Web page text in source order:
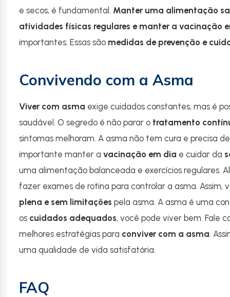
e secos, é fundamental. Manter uma alimentação
atividades físicas regulares e manter a vacinação
importantes. Essas são medidas de prevenção e
Convivendo com a Asma
Viver com asma exige cuidados constantes, mas é
saudável. O segredo é não parar o tratamento
sintomas melhoram. A asma não tem cura e precisa
importante manter a vacinação em dia e cuidar da
uma alimentação balanceada e exercícios regulares.
fazer exames de rotina para controlar a asma. Assim,
plena e sem limitações pela asma. A asma é uma
os cuidados adequados, você pode viver bem. Fale
melhores estratégias para conviver com a asma .
uma qualidade de vida satisfatória.
FAQ